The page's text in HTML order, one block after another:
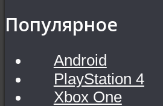
Популярное
Android
PlayStation 4
Xbox One